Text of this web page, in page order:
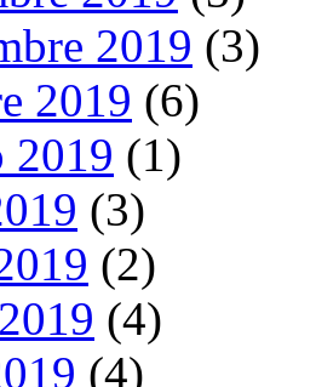
2019 (3)
2019 (6)
2019 (1)
(3)
(2)
(4)
(4)